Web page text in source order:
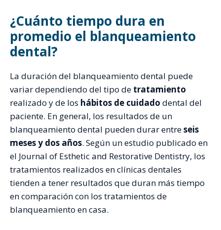
¿Cuánto tiempo dura en
promedio el blanqueamiento
dental?
La duración del blanqueamiento dental puede
variar dependiendo del tipo de tratamiento
realizado y de los hábitos de cuidado dental del
paciente. En general, los resultados de un
blanqueamiento dental pueden durar entreseis
meses y dos años. Según un estudio publicado en
el Journal of Esthetic and Restorative Dentistry, los
tratamientos realizados en clínicas dentales
tienden a tener resultados que duran más tiempo
en comparación con los tratamientos de
blanqueamiento en casa.